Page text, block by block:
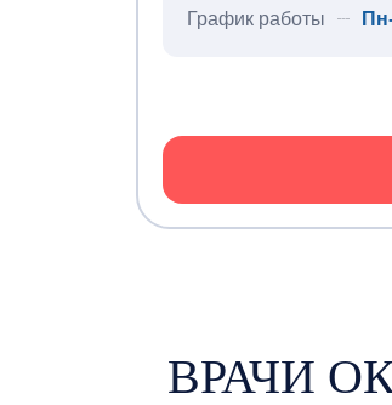
График работы
ВРАЧИ